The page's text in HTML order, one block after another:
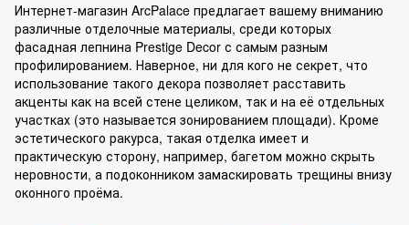
Интернет-магазин ArcPalace предлагает вашему вниманию
различные отделочные материалы, среди которых
фасадная лепнина Prestige Decor с самым разным
профилированием. Наверное, ни для кого не секрет, что
использование такого декора позволяет расставить
акценты как на всей стене целиком, так и на её отдельных
участках (это называется зонированием площади). Кроме
эстетического ракурса, такая отделка имеет и
практическую сторону, например, багетом можно скрыть
неровности, а подоконником замаскировать трещины внизу
оконного проёма.